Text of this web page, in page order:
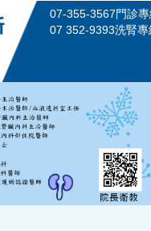
07-355-3567門診
07 352-9393洗腎專